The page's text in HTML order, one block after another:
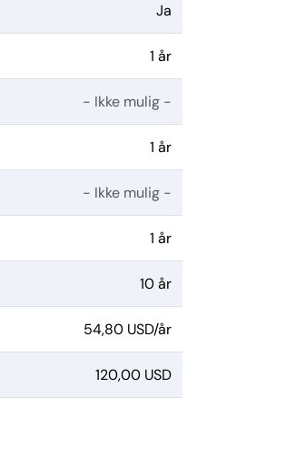
Ja
1 år
- Ikke mulig -
1 år
- Ikke mulig -
1 år
10 år
54,80 USD/år
120,00 USD